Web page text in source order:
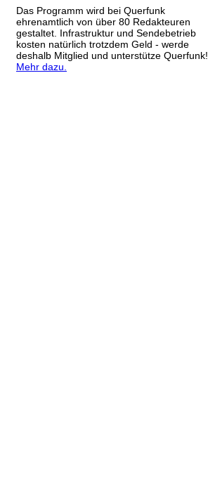
Das Programm wird bei Querfunk
ehrenamtlich von über 80 Redakteuren
gestaltet. Infrastruktur und Sendebetrieb
kosten natürlich trotzdem Geld - werde
deshalb Mitglied und unterstütze Querfunk!
Mehr dazu.